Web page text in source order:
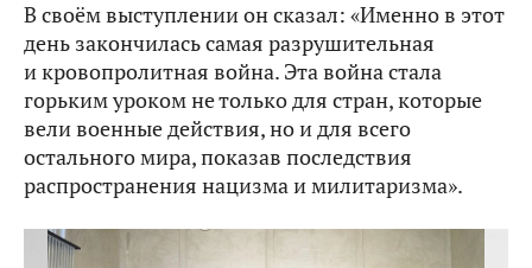
В своём выступлении он сказал: «Именно в этот
день закончилась самая разрушительная
и кровопролитная война. Эта война стала
горьким уроком не только для стран, которые
вели военные действия, но и для всего
остального мира, показав последствия
распространения нацизма и милитаризма».